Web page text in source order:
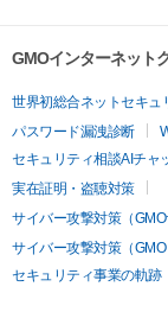
GMOインターネット
世界初総合ネットセキュ
パスワード漏洩診断
セキュリティ相談AIチャ
実在証明・盗聴対策
サイバー攻撃対策（
サイバー攻撃対策（GMO
セキュリティ事業の軌跡